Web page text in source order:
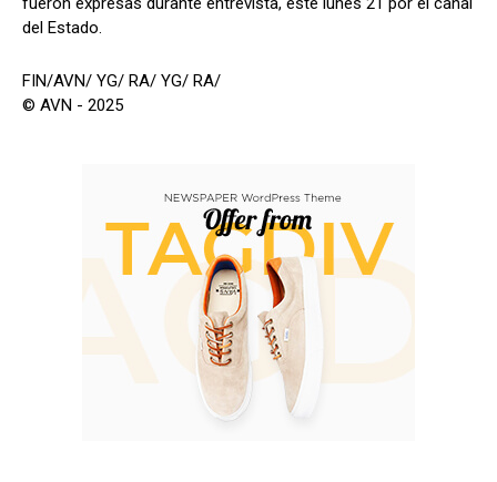
del Estado.
FIN/AVN/ YG/ RA/ YG/ RA/
© AVN - 2025